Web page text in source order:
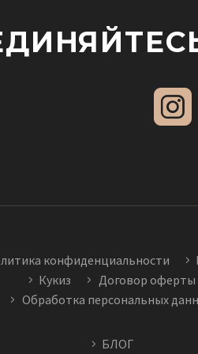
конфиденциальности
Кукиз
Договор оферты
Обработка персональных
БЛОГ